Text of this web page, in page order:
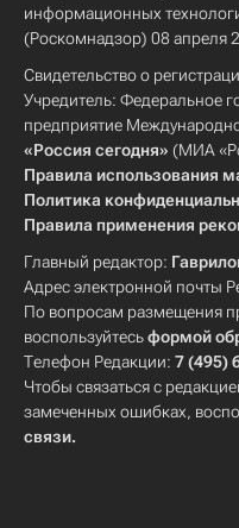
информационных
(Роскомнадзор) 08 апреля
Свидетельство о
Учредитель: Федеральное
предприятие
«Россия сегодня» (МИА
Правила использования
Политика
Правила применения
Главный редактор:
Адрес электронной почты
По вопросам размещения
воспользуйтесьформой
Телефон Редакции: 7 (495)
Чтобы связаться с
замеченных ошибках,
связи.